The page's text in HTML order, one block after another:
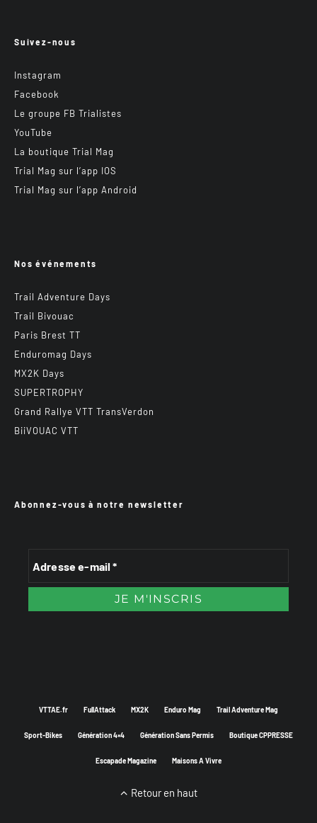
Suivez-nous
Instagram
Facebook
Le groupe FB Trialistes
YouTube
La boutique Trial Mag
Trial Mag sur l’app IOS
Trial Mag sur l’app Android
Nos événements
Trail Adventure Days
Trail Bivouac
Paris Brest TT
Enduromag Days
MX2K Days
SUPERTROPHY
Grand Rallye VTT TransVerdon
BiiVOUAC VTT
Abonnez-vous à notre newsletter
VTTAE.fr FullAttack MX2K Enduro Mag Trail Adventure Mag
Sport-Bikes Génération 4×4 Génération Sans Permis Boutique CPPRESSE
Escapade Magazine Maisons A Vivre
Retour en haut